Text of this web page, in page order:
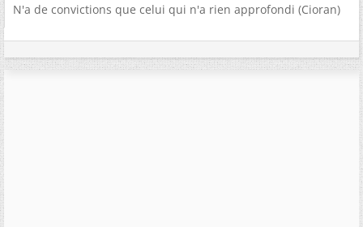
N'a de convictions que celui qui n'a rien approfondi (Cioran)